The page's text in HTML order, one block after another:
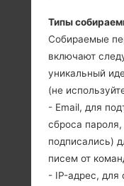
Типы
Собираемые
включают
уникальный
(не
- Email, для
сброса
подписались)
писем от
- IP-адрес, для